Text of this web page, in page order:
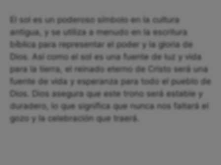
El sol es un poderoso símbolo en la cultura
antigua, y se utiliza a menudo en la escritura
bíblica para representar el poder y la gloria de
Dios. Así como el sol es una fuente de luz y vida
para la tierra, el reinado eterno de Cristo será una
fuente de vida y esperanza para todo el pueblo de
Dios. Dios asegura que este trono será estable y
duradero, lo que significa que nunca nos faltará el
gozo y la celebración que traerá.